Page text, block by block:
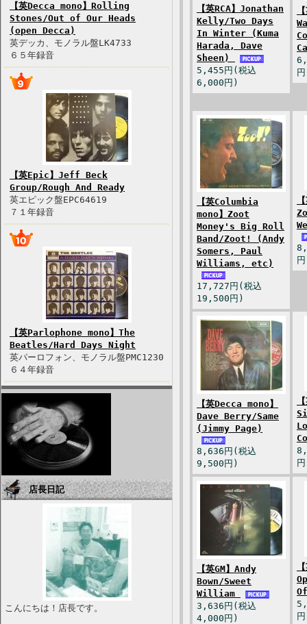
【英Decca mono】Rolling
Stones/Out of Our Heads
(open Decca)
英デッカ、モノラル盤LK4733
６５年録音
【英Epic】Jeff Beck
Group/Rough And Ready
英エピック盤EPC64619
７１年録音
【英Parlophone mono】The
Beatles/Hard Days Night
英パーロフォン、モノラル盤PMC1230
６４年録音
店長日記
こんにちは！店長です。
【英RCA】Jonathan
Kelly/Two Days
In Winter (Kuma
Harada, Dave
Sheen)
5,455円(税込
6,000円)
【英Columbia
mono】Zoot
Money's Big Roll
Band/Zoot! (Andy
Somers, Paul
Williams, etc)
17,727円(税込
19,500円)
【英Decca mono】
Dave Berry/Same
(Jimmy Page)
8,636円(税込
9,500円)
【英GM】Andy
Bown/Sweet
William
3,636円(税込
4,000円)